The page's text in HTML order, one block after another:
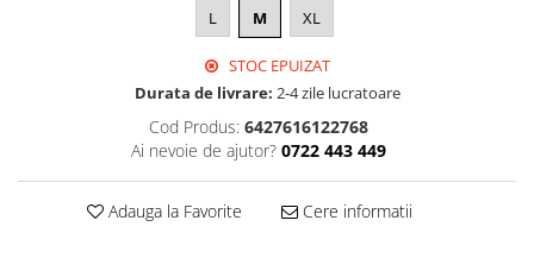
L M XL
STOC EPUIZAT
Durata de livrare: 2-4 zile lucratoare
Cod Produs: 6427616122768
Ai nevoie de ajutor? 0722 443 449
Adauga la Favorite Cere informatii